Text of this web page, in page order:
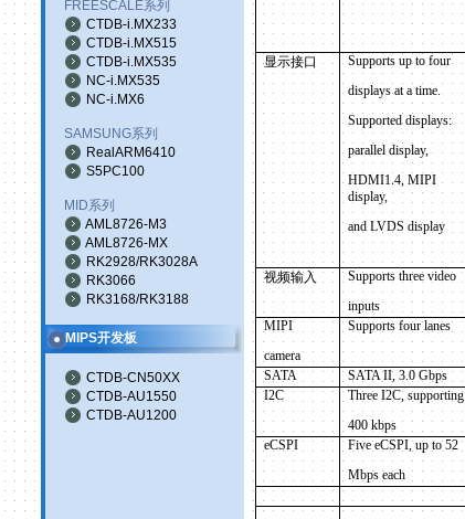
FREESCALE系列
CTDB-i.MX233
CTDB-i.MX515
CTDB-i.MX535
NC-i.MX535
NC-i.MX6
SAMSUNG系列
RealARM6410
S5PC100
MID系列
AML8726-M3
AML8726-MX
RK2928/RK3028A
RK3066
RK3168/RK3188
MIPS开发板
CTDB-CN50XX
CTDB-AU1550
CTDB-AU1200
显示接口
Supports up to four
displays at a time.
Supported displays:
parallel display,
HDMI1.4, MIPI
display,
and LVDS display
视频输入
Supports three video
inputs
MIPI
camera
Supports four lanes
SATA SATA II, 3.0 Gbps
I2C Three I2C, supporting
400 kbps
eCSPI
Five eCSPI, up to 52
Mbps each